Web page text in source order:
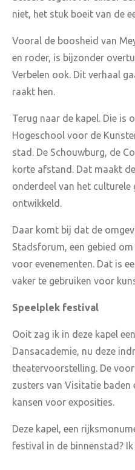
niet, het stuk boeit van de
Vooral de boosheid van
en roder, is bijzonder
Verbelen ook. Dit verhaal
raakt hen.
Terug naar de kapel. Die is
Hogeschool voor de
stad. De Schouwburg, de
korte afstand. Dat maakt
onderdeel van het culturele
ontwikkeld.
Daar komt bij dat de
Stadsforum, een gebied om
voor evenementen. Dat is
vaker te gebruiken voor
Speelplek festival
Ooit zag ik in deze kapel
Dansacademie, nu deze
theatervoorstelling. De
zusters van Visitatie baden
kansen voor exposities.
Deze kapel, een
festival in de binnenstad?